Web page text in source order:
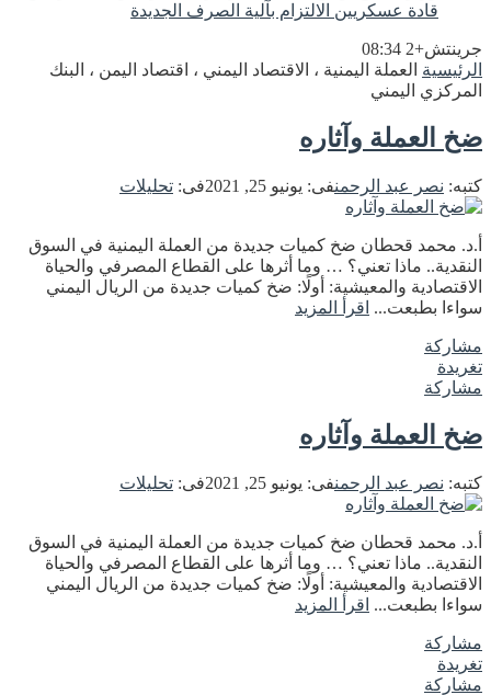
قادة عسكريين الالتزام بآلية الصرف الجديدة
جرينتش+2 08:34
الرئيسية العملة اليمنية ، الاقتصاد اليمني ، اقتصاد اليمن ، البنك
المركزي اليمني
ضخ العملة وآثاره
كتبه: نصر عبد الرحمنفى: يونيو 25, 2021 فى: تحليلات
أ.د. محمد قحطان ضخ كميات جديدة من العملة اليمنية في السوق
النقدية.. ماذا تعني؟ … وما أثرها على القطاع المصرفي والحياة
الاقتصادية والمعيشية: أولًا: ضخ كميات جديدة من الريال اليمني
سواءا بطبعت... اقرأ المزيد
مشاركة
تغريدة
مشاركة
ضخ العملة وآثاره
كتبه: نصر عبد الرحمنفى: يونيو 25, 2021 فى: تحليلات
أ.د. محمد قحطان ضخ كميات جديدة من العملة اليمنية في السوق
النقدية.. ماذا تعني؟ … وما أثرها على القطاع المصرفي والحياة
الاقتصادية والمعيشية: أولًا: ضخ كميات جديدة من الريال اليمني
سواءا بطبعت... اقرأ المزيد
مشاركة
تغريدة
مشاركة